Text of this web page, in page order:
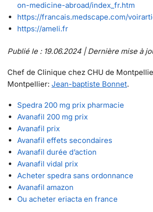
on-medicine-abroad/index_fr.htm
https://francais.medscape.com/
https://ameli.fr
Publié le : 19.06.2024 | Dernière mise à
Chef de Clinique chez CHU de
Montpellier: Jean-baptiste Bonnet.
Spedra 200 mg prix pharmacie
Avanafil 200 mg prix
Avanafil prix
Avanafil effets secondaires
Avanafil durée d’action
Avanafil vidal prix
Acheter spedra sans ordonnance
Avanafil amazon
Ou acheter eriacta en france